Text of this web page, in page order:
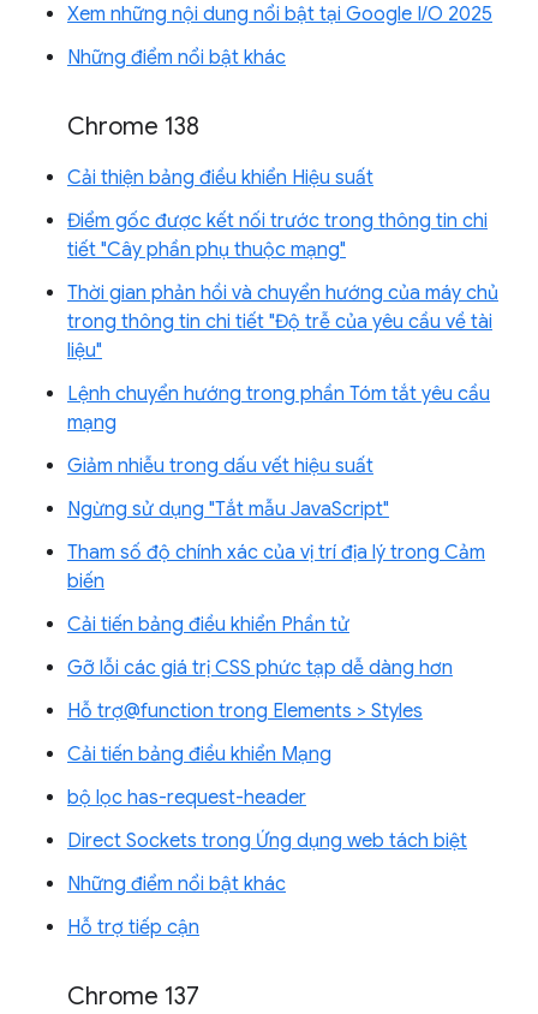
Xem những nội dung nổi bật tại Google I/O 2025
Những điểm nổi bật khác
Chrome 138
Cải thiện bảng điều khiển Hiệu suất
Điểm gốc được kết nối trước trong thông tin chi
tiết "Cây phần phụ thuộc mạng"
Thời gian phản hồi và chuyển hướng của máy chủ
trong thông tin chi tiết "Độ trễ của yêu cầu về tài
liệu"
Lệnh chuyển hướng trong phần Tóm tắt yêu cầu
mạng
Giảm nhiễu trong dấu vết hiệu suất
Ngừng sử dụng "Tắt mẫu JavaScript"
Tham số độ chính xác của vị trí địa lý trong Cảm
biến
Cải tiến bảng điều khiển Phần tử
Gỡ lỗi các giá trị CSS phức tạp dễ dàng hơn
Hỗ trợ@function trong Elements > Styles
Cải tiến bảng điều khiển Mạng
bộ lọc has-request-header
Direct Sockets trong Ứng dụng web tách biệt
Những điểm nổi bật khác
Hỗ trợ tiếp cận
Chrome 137